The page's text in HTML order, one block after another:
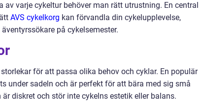
varje cykeltur behöver man rätt utrustning. En central
AVS cykelkorg kan förvandla din cykelupplevelse,
på cykelsemester.
för att passa olika behov och cyklar. En populär
under sadeln och är perfekt för att bära med sig små
diskret och stör inte cykelns estetik eller balans.